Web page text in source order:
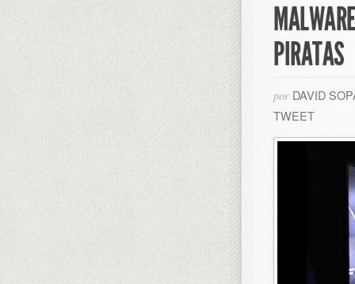
PIRATAS
por DAVID
TWEET